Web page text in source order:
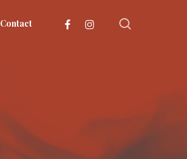
Contact facebookinstagram